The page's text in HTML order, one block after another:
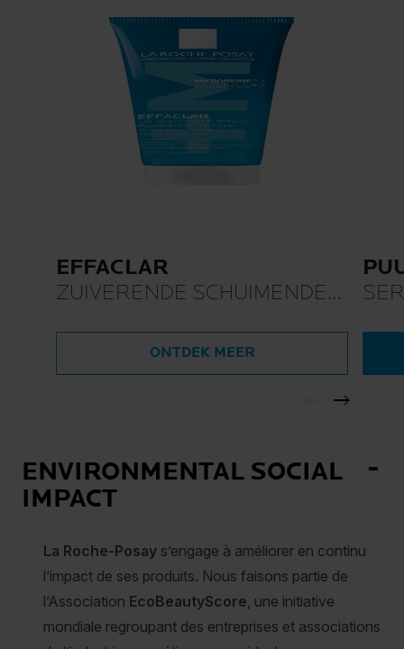
EFFACLAR
ZUIVERENDE SCHUIMENDE
ONTDEK MEER
ENVIRONMENTAL SOCIAL
IMPACT